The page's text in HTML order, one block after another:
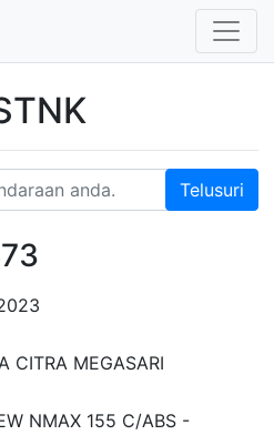
CITRA MEGASARI
NMAX 155 C/ABS -